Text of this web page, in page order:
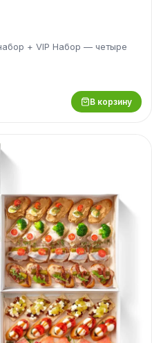
+ VIP Набор — четыре
В корзину